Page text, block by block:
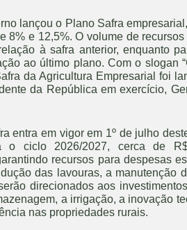
lançou o Plano Safra
8% e 12,5%. O volume de
à safra anterior, enquanto
ao último plano. Com o slogan
da Agricultura Empresarial foi
da República em exercício,
entra em vigor em 1º de julho
o ciclo 2026/2027, cerca de
recursos para despesas
das lavouras, a manutenção
direcionados aos
a irrigação, a inovação
nas propriedades rurais.